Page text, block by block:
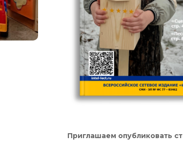
Приглашаем опубликовать